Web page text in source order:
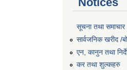
सूचना तथा समाचार
सार्वजनिक खरीद /
एन, कानुन तथा
कर तथा शुल्कहरु